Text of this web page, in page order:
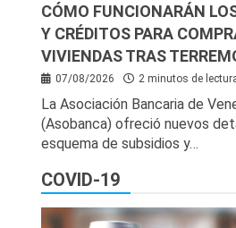
CÓMO FUNCIONARÁN
Y CRÉDITOS PARA
VIVIENDAS TRAS
07/08/2026 2 minutos de
La Asociación Bancaria de
(Asobanca) ofreció nuevos
esquema de subsidios y…
COVID-19